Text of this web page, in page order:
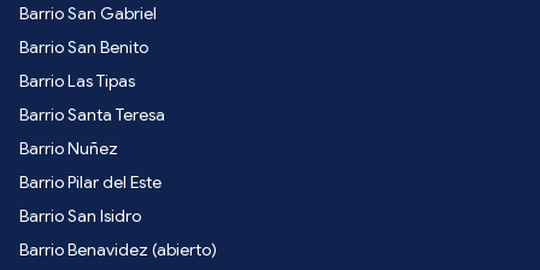
Barrio San Gabriel
Barrio San Benito
Barrio Las Tipas
Barrio Santa Teresa
Barrio Nuñez
Barrio Pilar del Este
Barrio San Isidro
Barrio Benavidez (abierto)